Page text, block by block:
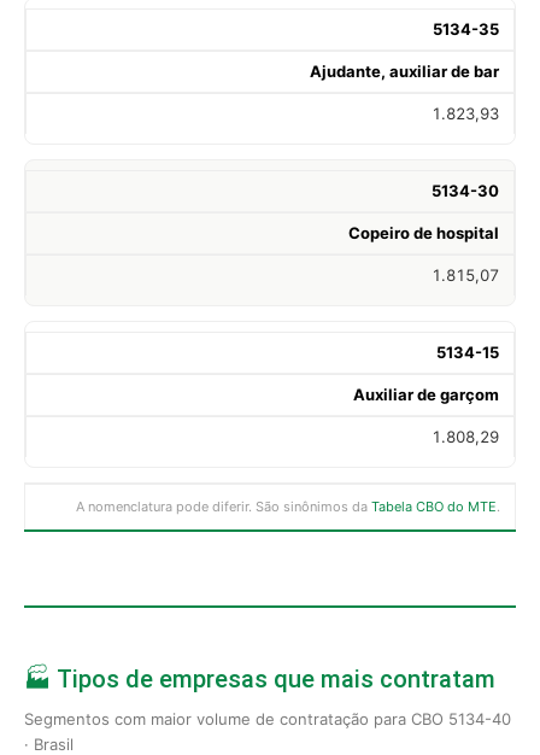
5134-35
Ajudante, auxiliar de bar
1.823,93
5134-30
Copeiro de hospital
1.815,07
5134-15
Auxiliar de garçom
1.808,29
A nomenclatura pode diferir. São sinônimos da Tabela CBO do MTE.
🏭 Tipos de empresas que mais contratam
Segmentos com maior volume de contratação para CBO 5134-40
· Brasil